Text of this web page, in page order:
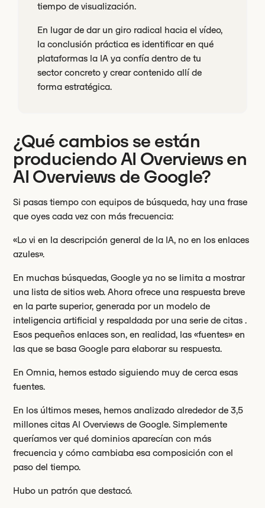
tiempo de visualización.
En lugar de dar un giro radical hacia el vídeo,
la conclusión práctica es identificar en qué
plataformas la IA ya confía dentro de tu
sector concreto y crear contenido allí de
forma estratégica.
¿Qué cambios se están
produciendo AI Overviews en
AI Overviews de Google?
Si pasas tiempo con equipos de búsqueda, hay una frase
que oyes cada vez con más frecuencia:
«Lo vi en la descripción general de la IA, no en los enlaces
azules».
En muchas búsquedas, Google ya no se limita a mostrar
una lista de sitios web. Ahora ofrece una respuesta breve
en la parte superior, generada por un modelo de
inteligencia artificial y respaldada por una serie de citas .
Esos pequeños enlaces son, en realidad, las «fuentes» en
las que se basa Google para elaborar su respuesta.
En Omnia, hemos estado siguiendo muy de cerca esas
fuentes.
En los últimos meses, hemos analizado alrededor de 3,5
millones citas AI Overviews de Google. Simplemente
queríamos ver qué dominios aparecían con más
frecuencia y cómo cambiaba esa composición con el
paso del tiempo.
Hubo un patrón que destacó.